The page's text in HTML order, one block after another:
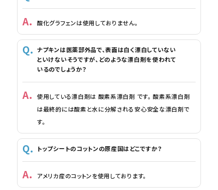
酸化グラフェンは使用しておりません。
ナプキンは医薬部外品で、表面は白く漂白していない
といけないそうですが、どのような漂白剤を使われて
いるのでしょうか？
使用している漂白剤は 酸素系漂白剤 です。 酸素系漂白剤
は最終的には酸素と水に分解される安心安全な漂白剤で
す。
トップシートのコットンの原産国はどこですか？
アメリカ産のコットンを使用しております。